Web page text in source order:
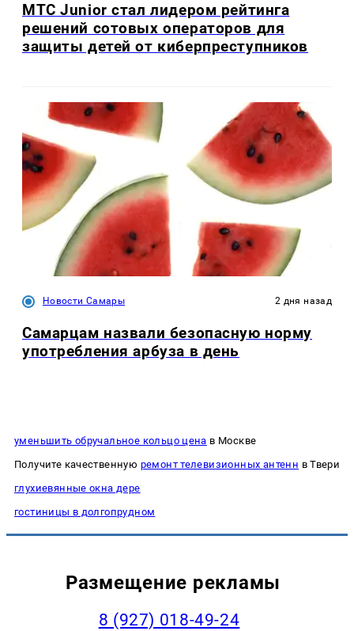
МТС Junior стал лидером рейтинга
решений сотовых операторов для
защиты детей от киберпреступников
Новости Самары 2 дня назад
Самарцам назвали безопасную норму
употребления арбуза в день
уменьшить обручальное кольцо цена в Москве
Получите качественную ремонт телевизионных антенн в Твери
глухиевянные окна дере
гостиницы в долгопрудном
Размещение рекламы
8 (927) 018-49-24